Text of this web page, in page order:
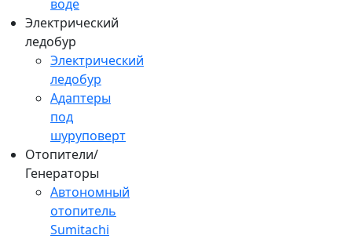
воде
Электрический
ледобур
Электрический
ледобур
Адаптеры
под
шуруповерт
Отопители/
Генераторы
Автономный
отопитель
Sumitachi